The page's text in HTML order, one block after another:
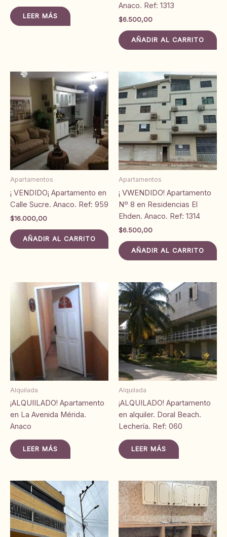
LEER MÁS
Anaco. Ref: 1313
$6.500,00
AÑADIR AL CARRITO
Apartamentos
¡ VENDIDO¡ Apartamento en
Calle Sucre. Anaco. Ref: 959
$16.000,00
AÑADIR AL CARRITO
Apartamentos
¡ VWENDIDO! Apartamento
Nº 8 en Residencias El
Ehden. Anaco. Ref: 1314
$6.500,00
AÑADIR AL CARRITO
Alquilada
¡ALQUIILADO! Apartamento
en La Avenida Mérida.
Anaco
LEER MÁS
Alquilada
¡ALQUILADO! Apartamento
en alquiler. Doral Beach.
Lechería. Ref: 060
LEER MÁS